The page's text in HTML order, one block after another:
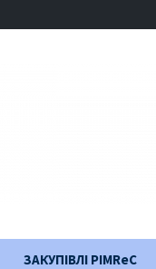
ЗАКУПІВЛІ PIMReC